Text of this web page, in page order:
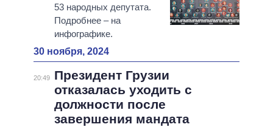
53 народных депутата.
Подробнее – на
инфографике.
30 ноября, 2024
20:49
Президент Грузии
отказалась уходить с
должности после
завершения мандата